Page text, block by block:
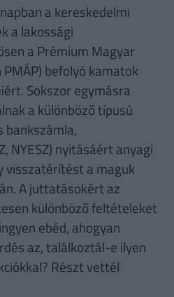
a kereskedelmi
a lakossági
a Prémium Magyar
befolyó kamatok
Sokszor egymásra
a különböző típusú
bankszámla,
NYESZ) nyitásáért anyagi
a maguk
A juttatásokért az
különböző feltételeket
ebéd, ahogyan
az, találkoztál-e ilyen
Részt vettél